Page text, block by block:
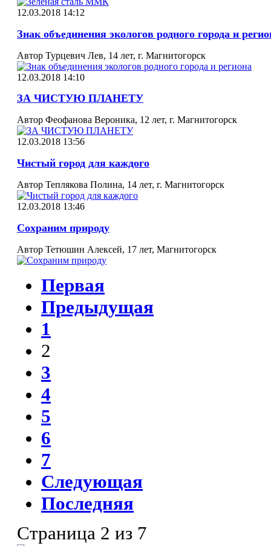
12.03.2018 14:12
Знак объединения экологов родного города и
Автор Турцевич Лев, 14 лет, г. Магнитогорск
12.03.2018 14:10
ЗА ЧИСТУЮ ПЛАНЕТУ
Автор Феофанова Вероника, 12 лет, г. Магнитогорск
12.03.2018 13:56
Чистый город для каждого
Автор Теплякова Полина, 14 лет, г. Магнитогорск
12.03.2018 13:46
Сохраним природу
Автор Тетюшин Алексей, 17 лет, Магнитогорск
Первая
Предыдущая
1
2
3
4
5
6
7
Следующая
Последняя
Страница 2 из 7